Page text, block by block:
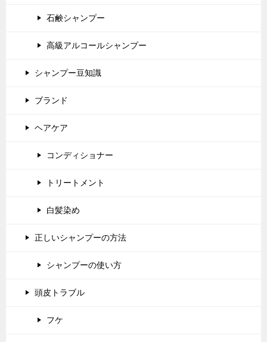
石鹸シャンプー
高級アルコールシャンプー
シャンプー豆知識
ブランド
ヘアケア
コンディショナー
トリートメント
白髪染め
正しいシャンプーの方法
シャンプーの使い方
頭皮トラブル
フケ